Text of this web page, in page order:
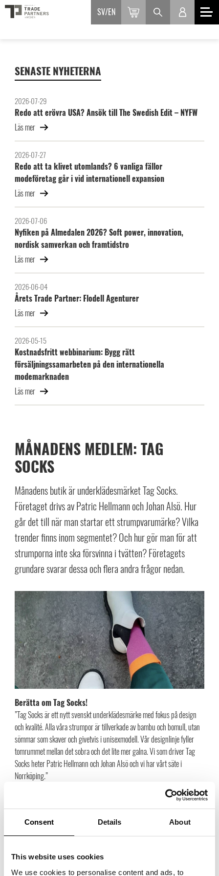
Consent Details About
This website uses cookies
We use cookies to personalise content and ads, to
SV EN
SENASTE NYHETERNA
2026-07-29
Redo att erövra USA? Ansök till The Swedish Edit – NYFW
Läs mer
2026-07-27
Redo att ta klivet utomlands? 6 vanliga fällor
modeföretag går i vid internationell expansion
Läs mer
2026-07-06
Nyfiken på Almedalen 2026? Soft power, innovation,
nordisk samverkan och framtidstro
Läs mer
2026-06-04
Årets Trade Partner: Flodell Agenturer
Läs mer
2026-05-15
Kostnadsfritt webbinarium: Bygg rätt
försäljningssamarbeten på den internationella
modemarknaden
Läs mer
MÅNADENS MEDLEM: TAG
SOCKS
Månadens butik är underklädesmärket Tag Socks.
Företaget drivs av Patric Hellmann och Johan Alsö. Hur
går det till när man startar ett strumpvarumärke? Vilka
trender finns inom segmentet? Och hur gör man för att
strumporna inte ska försvinna i tvätten? Företagets
grundare svarar dessa och flera andra frågor nedan.
Berätta om Tag Socks!
”Tag Socks är ett nytt svenskt underklädesmärke med fokus på design
och kvalité. Alla våra strumpor är tillverkade av bambu och bomull, utan
sömmar som skaver och givetvis i unisexmodell. Vår designlinje fyller
tomrummet mellan det sobra och det lite mer galna. Vi som driver Tag
Socks heter Patric Hellmann och Johan Alsö och vi har vårt säte i
Norrköping.”
strumpvarumärke?
”Vi startade Tag Socks av anledning att det inte fanns några snygga
kvalitetsstrumpor som passade både för ledighet och business, och för
ett modeplagg. Allt fler är medvetna om att matcha färger och att vara
schysst dressad rakt igenom. Vi har under åren sett ett antal